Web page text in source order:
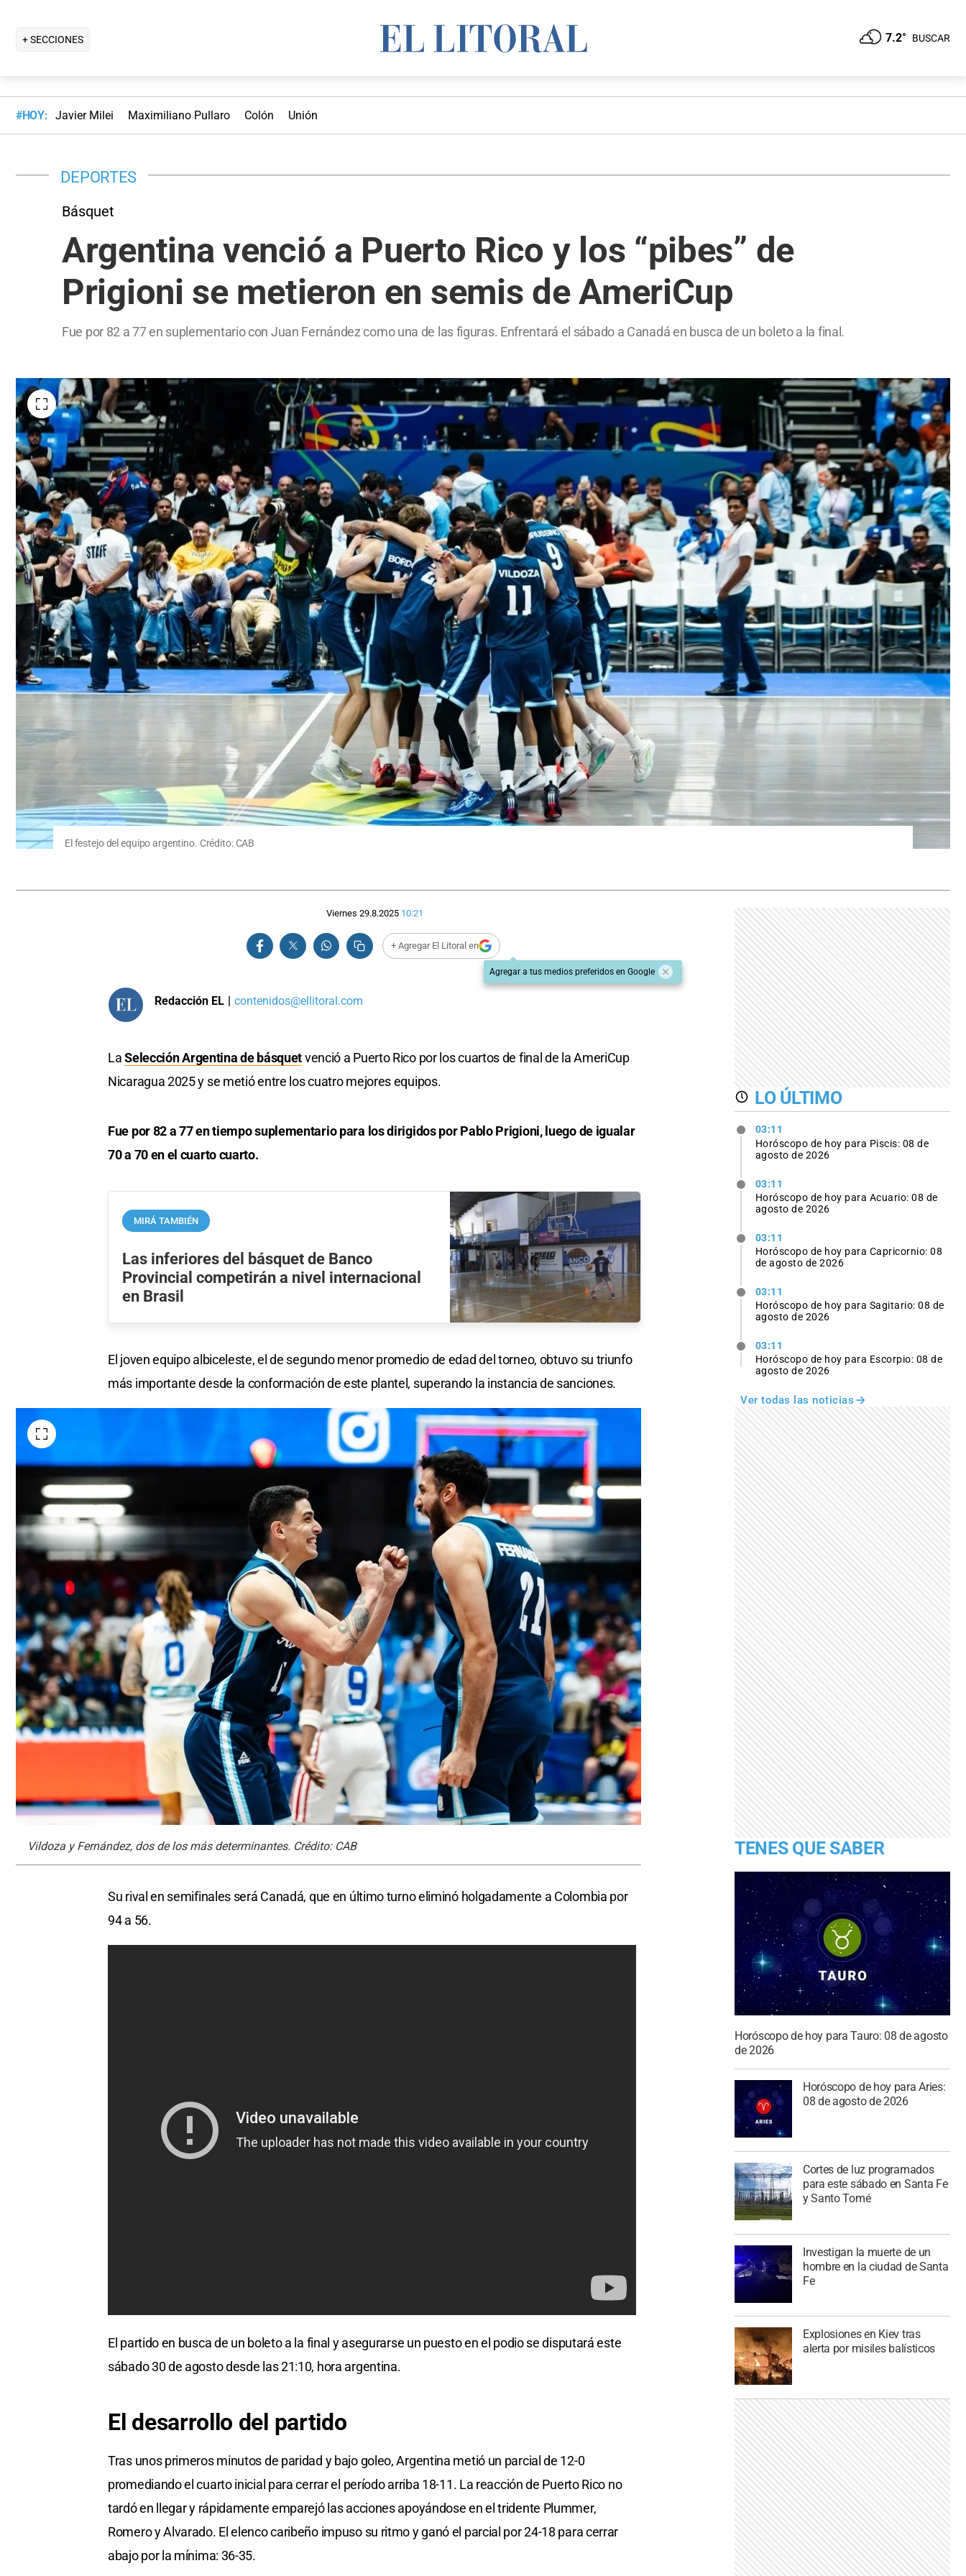
+ SECCIONES 7.2° BUSCAR
#HOY: Javier Milei Maximiliano Pullaro Colón Unión
DEPORTES
Básquet
Argentina venció a Puerto Rico y los “pibes” de
Prigioni se metieron en semis de AmeriCup
Fue por 82 a 77 en suplementario con Juan Fernández como una de las figuras. Enfrentará el sábado a Canadá en busca de un boleto a la final.
El festejo del equipo argentino. Crédito: CAB
Viernes 29.8.2025 10:21
+ Agregar El Litoral en
Agregar a tus medios preferidos en Google
Redacción EL | contenidos@ellitoral.com
LaSelección Argentina de básquetvenció a Puerto Rico por los cuartos de final de la AmeriCup
Nicaragua 2025 y se metió entre los cuatro mejores equipos.
Fue por 82 a 77 en tiempo suplementario para los dirigidos por Pablo Prigioni, luego de igualar
70 a 70 en el cuarto cuarto.
MIRÁ TAMBIÉN
Las inferiores del básquet de Banco
Provincial competirán a nivel internacional
en Brasil
El joven equipo albiceleste, el de segundo menor promedio de edad del torneo, obtuvo su triunfo
más importante desde la conformación de este plantel, superando la instancia de sanciones.
Vildoza y Fernández, dos de los más determinantes. Crédito: CAB
Su rival en semifinales será Canadá, que en último turno eliminó holgadamente a Colombia por
94 a 56.
El partido en busca de un boleto a la final y asegurarse un puesto en el podio se disputará este
sábado 30 de agosto desde las 21:10, hora argentina.
El desarrollo del partido
Tras unos primeros minutos de paridad y bajo goleo, Argentina metió un parcial de 12-0
promediando el cuarto inicial para cerrar el período arriba 18-11. La reacción de Puerto Rico no
tardó en llegar y rápidamente emparejó las acciones apoyándose en el tridente Plummer,
Romero y Alvarado. El elenco caribeño impuso su ritmo y ganó el parcial por 24-18 para cerrar
abajo por la mínima: 36-35.
LO ÚLTIMO
03:11
Horóscopo de hoy para Piscis: 08 de
agosto de 2026
03:11
Horóscopo de hoy para Acuario: 08 de
agosto de 2026
03:11
Horóscopo de hoy para Capricornio: 08
de agosto de 2026
03:11
Horóscopo de hoy para Sagitario: 08 de
agosto de 2026
03:11
Horóscopo de hoy para Escorpio: 08 de
agosto de 2026
Ver todas las noticias
TENES QUE SABER
Horóscopo de hoy para Tauro: 08 de agosto
de 2026
Horóscopo de hoy para Aries:
08 de agosto de 2026
Cortes de luz programados
para este sábado en Santa Fe
y Santo Tomé
Investigan la muerte de un
hombre en la ciudad de Santa
Fe
Explosiones en Kiev tras
alerta por misiles balísticos